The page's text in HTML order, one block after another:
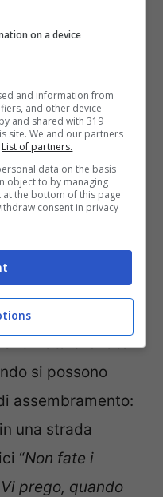
della
periodo la
dopo il
a quanto
non accetta
l’incuboCovid
che è ancora tra
“La mascherina
Natale lo fate
si possono
assembramento:
una strada
“Non fate i
prego, quando
on a device
and information from
and other device
and shared with 319
site. We and our partners
List of partners.
data on the basis
object to by managing
the bottom of this page
consent in privacy